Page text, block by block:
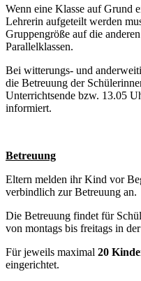
Wenn eine Klasse auf Grund
Lehrerin aufgeteilt werden
Gruppengröße auf die
Parallelklassen.
Bei witterungs- und
die Betreuung der
Unterrichtsende bzw. 13.05
informiert.
Betreuung
Eltern melden ihr Kind vor
verbindlich zur Betreuung an.
Die Betreuung findet für
von montags bis freitags in
Für jeweils maximal 20
eingerichtet.